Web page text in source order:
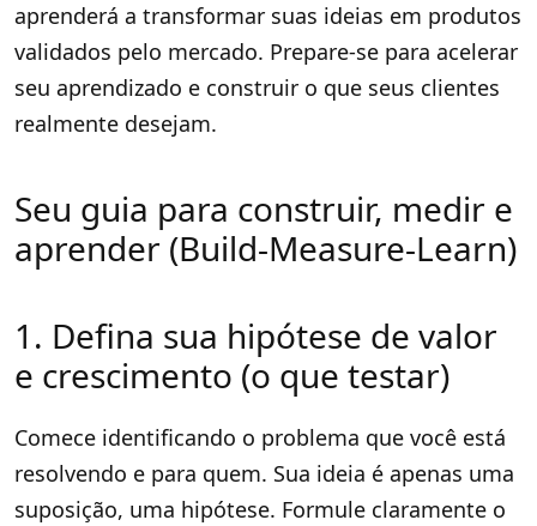
aprenderá a transformar suas ideias em produtos
validados pelo mercado. Prepare-se para acelerar
seu aprendizado e construir o que seus clientes
realmente desejam.
Seu guia para construir, medir e
aprender (Build-Measure-Learn)
1. Defina sua hipótese de valor
e crescimento (o que testar)
Comece identificando o problema que você está
resolvendo e para quem. Sua ideia é apenas uma
suposição, uma hipótese. Formule claramente o